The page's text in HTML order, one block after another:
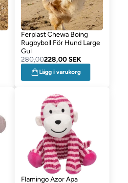
Ferplast Chewa Boing
Rugbyboll För Hund Large
Gul
280,00228,00 SEK
Lägg i varukorg
Flamingo Azor Apa